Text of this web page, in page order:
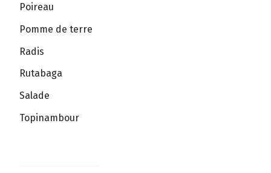
Poireau
Pomme de terre
Radis
Rutabaga
Salade
Topinambour